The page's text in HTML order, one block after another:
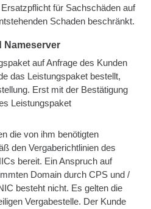
für Sachschäden auf
Schaden beschränkt.
Nameserver
auf Anfrage des Kunden
das Leistungspaket bestellt,
Erst mit der Bestätigung
Leistungspaket
die von ihm benötigten
den Vergaberichtlinien des
bereit. Ein Anspruch auf
Domain durch CPS und /
besteht nicht. Es gelten die
Vergabestelle. Der Kunde